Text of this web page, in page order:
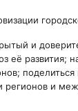
и
её
регионов и